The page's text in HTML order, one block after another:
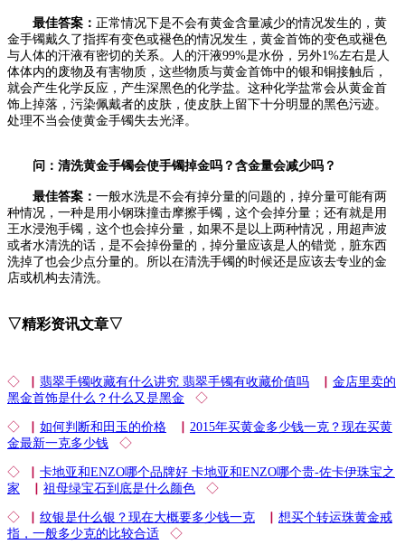
最佳答案： 正常情况下是不会有黄金含量减少的情况发生的，黄
金手镯戴久了指挥有变色或褪色的情况发生，黄金首饰的变色或褪色
与人体的汗液有密切的关系。人的汗液99%是水份，另外1%左右是人
体体内的废物及有害物质，这些物质与黄金首饰中的银和铜接触后，
就会产生化学反应，产生深黑色的化学盐。这种化学盐常会从黄金首
饰上掉落，污染佩戴者的皮肤，使皮肤上留下十分明显的黑色污迹。
处理不当会使黄金手镯失去光泽。
问：清洗黄金手镯会使手镯掉金吗？含金量会减少吗？
最佳答案： 一般水洗是不会有掉分量的问题的，掉分量可能有两
种情况，一种是用小钢珠撞击摩擦手镯，这个会掉分量；还有就是用
王水浸泡手镯，这个也会掉分量，如果不是以上两种情况，用超声波
或者水清洗的话，是不会掉份量的，掉分量应该是人的错觉，脏东西
洗掉了也会少点分量的。所以在清洗手镯的时候还是应该去专业的金
店或机构去清洗。
▽精彩资讯文章▽
◇ ▏ 翡翠手镯收藏有什么讲究 翡翠手镯有收藏价值吗
金店里卖的
黑金首饰是什么？什么又是黑金
◇
◇ ▏ 如何判断和田玉的价格
2015年买黄金多少钱一克？现在买黄
金最新一克多少钱
◇
◇ ▏ 卡地亚和ENZO哪个品牌好 卡地亚和ENZO哪个贵-佐卡伊珠宝之
家
祖母绿宝石到底是什么颜色 ◇
◇ ▏ 纹银是什么银？现在大概要多少钱一克
想买个转运珠黄金戒
指，一般多少克的比较合适
◇